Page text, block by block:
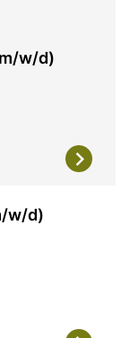
w/d)
w/d)